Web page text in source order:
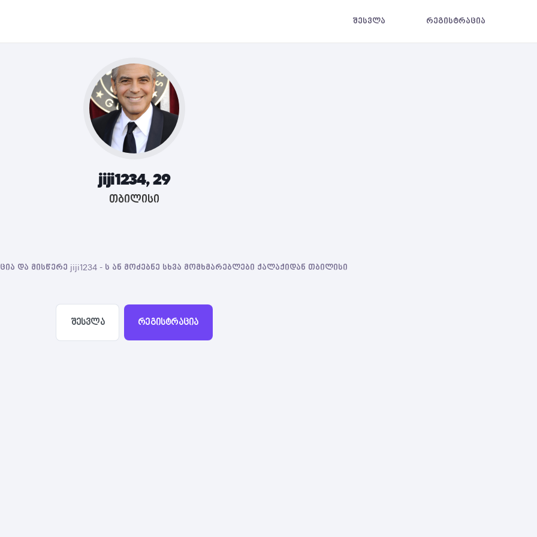
შესვლა რეგისტრაცია
jiji1234, 29
თბილისი
და მისწერე jiji1234 - ს ან მოძებნე სხვა მომხმარებლები ქალაქიდან თბილისი
შესვლა რეგისტრაცია